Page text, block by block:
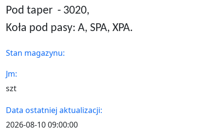
Pod taper - 3020,
Koła pod pasy: A, SPA, XPA.
Stan magazynu:
Jm:
szt
Data ostatniej aktualizacji:
2026-08-10 09:00:00